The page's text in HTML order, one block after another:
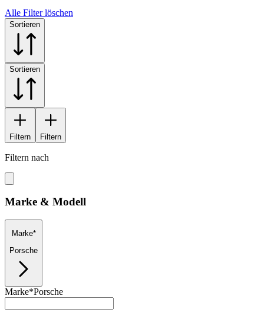
Alle Filter löschen
Sortieren
Sortieren
Filtern Filtern
Filtern nach
Marke & Modell
Marke*
Porsche
Marke*Porsche